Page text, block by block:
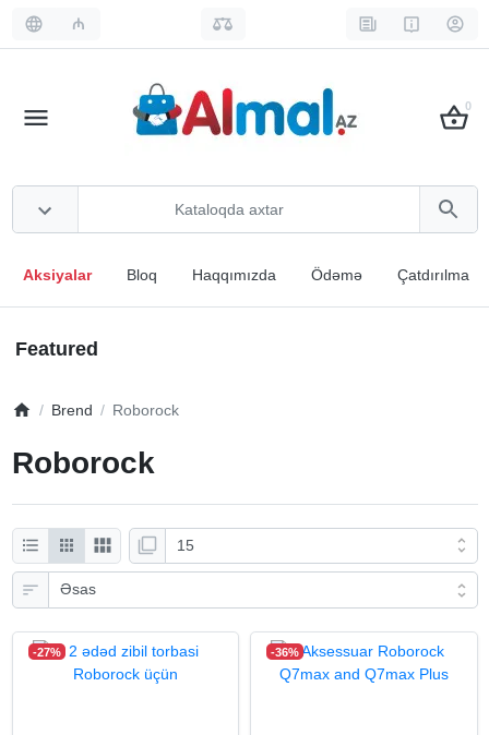
₼
0
Aksiyalar Bloq Haqqımızda Ödəmə Çatdırılma
Featured
Brend Roborock
Roborock
-27% -36%